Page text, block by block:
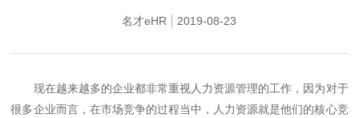
名才eHR 2019-08-23
现在越来越多的企业都非常重视人力资源管理的工作，因为对于
很多企业而言，在市场竞争的过程当中，人力资源就是他们的核心竞